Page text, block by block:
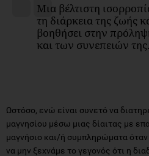
Μια βέλτιστη
τη διάρκεια της ζωής
βοηθήσει στην
και των συνεπειών της.
Ωστόσο, ενώ είναι συνετό να
μαγνησίου μέσω μιας δίαιτας με
μαγνήσιο και/ή συμπληρώματα όταν
να μην ξεχνάμε το γεγονός ότι η